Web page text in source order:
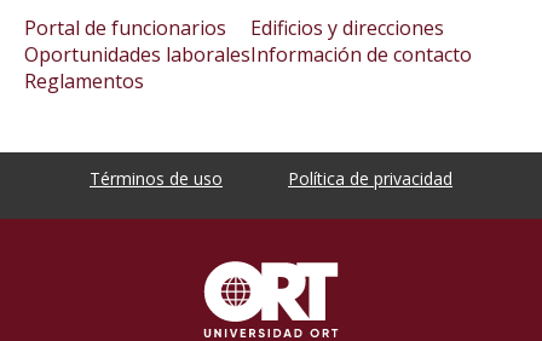
Portal de funcionarios
Oportunidades laborales
Reglamentos
Edificios y direcciones
Información de contacto
Términos de uso Política de privacidad